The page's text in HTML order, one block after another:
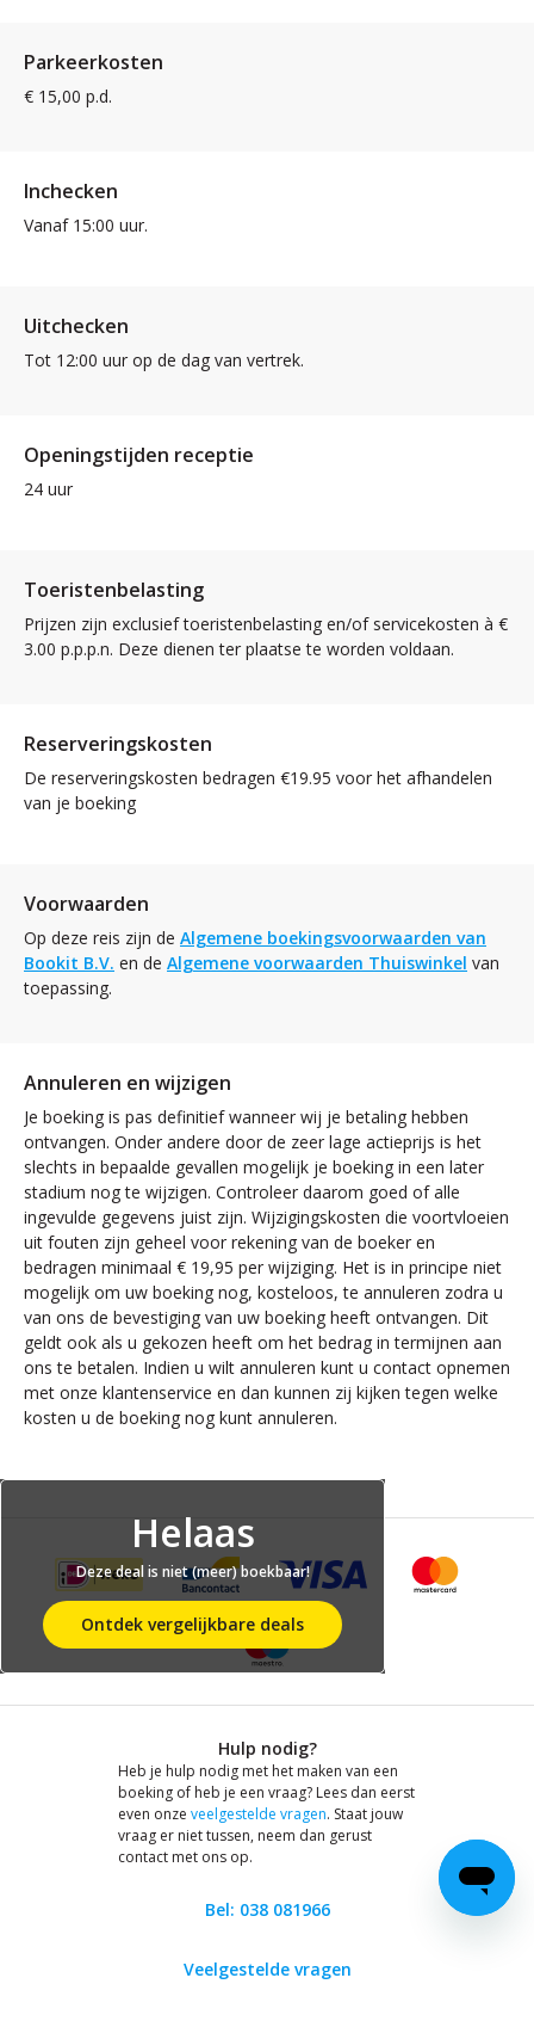
Parkeerkosten
€ 15,00 p.d.
Inchecken
Vanaf 15:00 uur.
Uitchecken
Tot 12:00 uur op de dag van vertrek.
Openingstijden receptie
24 uur
Toeristenbelasting
Prijzen zijn exclusief toeristenbelasting en/of servicekosten à €
3.00 p.p.p.n. Deze dienen ter plaatse te worden voldaan.
Reserveringskosten
De reserveringskosten bedragen €19.95 voor het afhandelen
van je boeking
Voorwaarden
Op deze reis zijn de Algemene boekingsvoorwaarden van
Bookit B.V. en de Algemene voorwaarden Thuiswinkel van
toepassing.
Annuleren en wijzigen
Je boeking is pas definitief wanneer wij je betaling hebben
ontvangen. Onder andere door de zeer lage actieprijs is het
slechts in bepaalde gevallen mogelijk je boeking in een later
stadium nog te wijzigen. Controleer daarom goed of alle
ingevulde gegevens juist zijn. Wijzigingskosten die voortvloeien
uit fouten zijn geheel voor rekening van de boeker en
bedragen minimaal € 19,95 per wijziging. Het is in principe niet
mogelijk om uw boeking nog, kosteloos, te annuleren zodra u
van ons de bevestiging van uw boeking heeft ontvangen. Dit
geldt ook als u gekozen heeft om het bedrag in termijnen aan
ons te betalen. Indien u wilt annuleren kunt u contact opnemen
met onze klantenservice en dan kunnen zij kijken tegen welke
kosten u de boeking nog kunt annuleren.
Helaas
Deze deal is niet (meer) boekbaar!
Ontdek vergelijkbare deals
Hulp nodig?
Heb je hulp nodig met het maken van een
boeking of heb je een vraag? Lees dan eerst
even onze veelgestelde vragen. Staat jouw
vraag er niet tussen, neem dan gerust
contact met ons op.
Bel: 038 081966
Veelgestelde vragen